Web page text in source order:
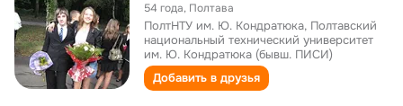
54 года, Полтава
ПолтНТУ им. Ю. Кондратюка, Полтавский
национальный технический университет
им. Ю. Кондратюка (бывш. ПИСИ)
Добавить в друзья